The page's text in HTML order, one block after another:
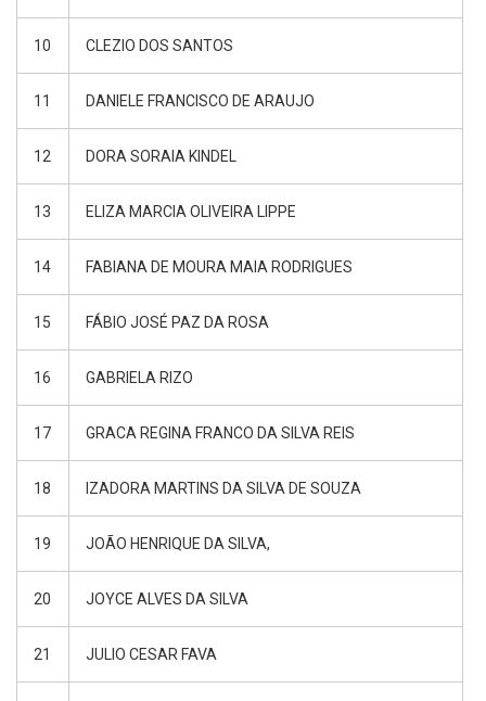
10 CLEZIO DOS SANTOS
11 DANIELE FRANCISCO DE ARAUJO
12 DORA SORAIA KINDEL
13 ELIZA MARCIA OLIVEIRA LIPPE
14 FABIANA DE MOURA MAIA RODRIGUES
15 FÁBIO JOSÉ PAZ DA ROSA
16 GABRIELA RIZO
17 GRACA REGINA FRANCO DA SILVA REIS
18 IZADORA MARTINS DA SILVA DE SOUZA
19 JOÃO HENRIQUE DA SILVA,
20 JOYCE ALVES DA SILVA
21 JULIO CESAR FAVA